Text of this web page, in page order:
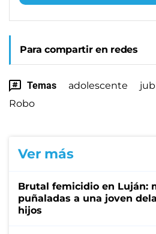
Para compartir en redes
Temas adolescente
Robo
Ver más
Brutal femicidio en Luján:
puñaladas a una joven
hijos